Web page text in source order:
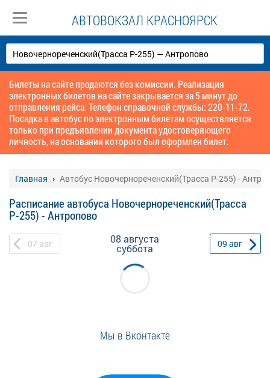
АВТОВОКЗАЛ КРАСНОЯРСК
Билеты на сайте продаются без комиссии. Реализация
электронных билетов на сайте закрывается за 5 минут до
отправления рейса. Телефон справочной службы: 220-11-72.
Посадка в автобус по электронным билетам осуществляется
только при предъявлении документа удостоверяющего
личность, на основании которого был оформлен билет.
Главная Автобус Новочернореченский(Трасса Р-255) -
Расписание автобуса Новочернореченский(Трасса
Р-255) - Антропово
07 авг 08 августа
суббота 09 авг
Мы в Вконтакте